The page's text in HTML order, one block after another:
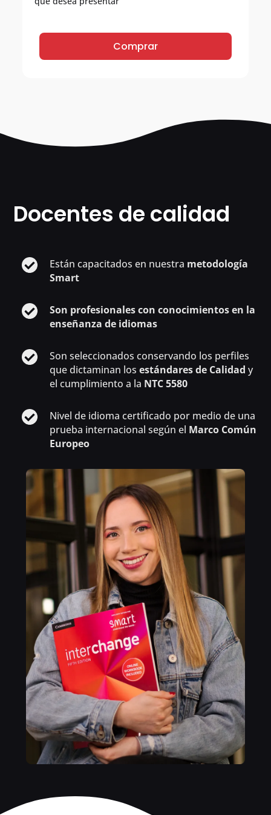
Comprar
Docentes de calidad
Están capacitados en nuestra metodología
Smart
Son profesionales con conocimientos en la
enseñanza de idiomas
Son seleccionados conservando los perfiles
que dictaminan los estándares de Calidad y
el cumplimiento a la NTC 5580
Nivel de idioma certificado por medio de una
prueba internacional según el Marco Común
Europeo